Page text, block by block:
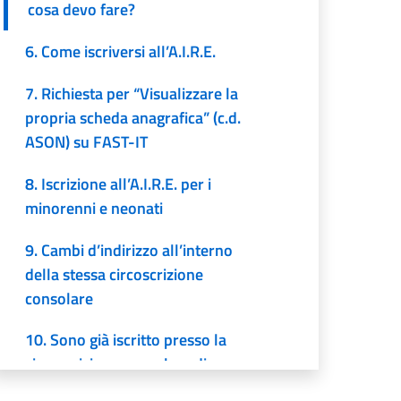
cosa devo fare?
6. Come iscriversi all’A.I.R.E.
7. Richiesta per “Visualizzare la
propria scheda anagrafica” (c.d.
ASON) su FAST-IT
8. Iscrizione all’A.I.R.E. per i
minorenni e neonati
9. Cambi d’indirizzo all’interno
della stessa circoscrizione
consolare
10. Sono già iscritto presso la
circoscrizione consolare di